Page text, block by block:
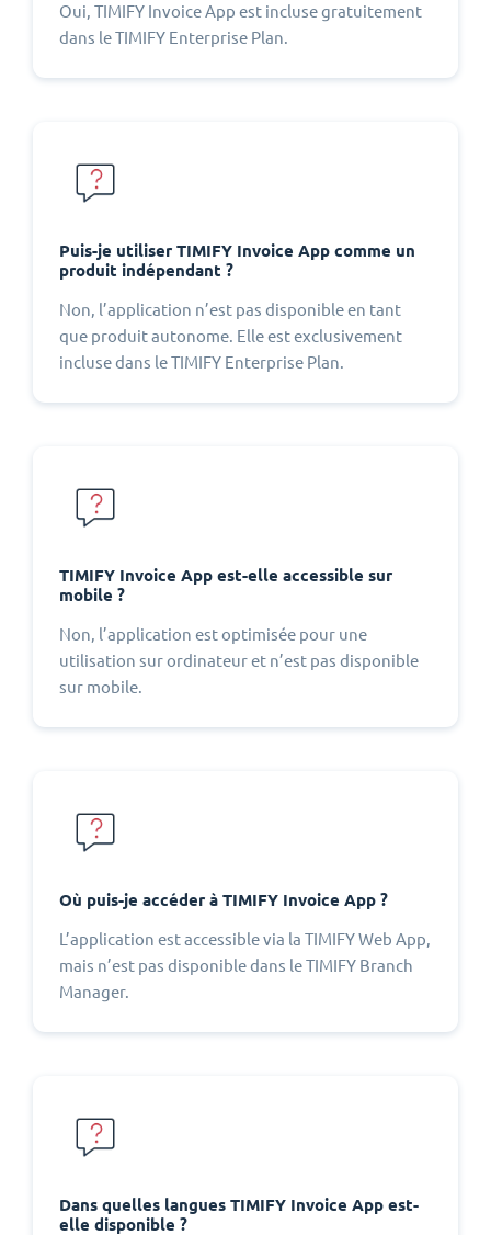
Oui, TIMIFY Invoice App est incluse gratuitement
dans le TIMIFY Enterprise Plan.
Puis-je utiliser TIMIFY Invoice App comme un
produit indépendant ?
Non, l’application n’est pas disponible en tant
que produit autonome. Elle est exclusivement
incluse dans le TIMIFY Enterprise Plan.
TIMIFY Invoice App est-elle accessible sur
mobile ?
Non, l’application est optimisée pour une
utilisation sur ordinateur et n’est pas disponible
sur mobile.
Où puis-je accéder à TIMIFY Invoice App ?
L’application est accessible via la TIMIFY Web App,
mais n’est pas disponible dans le TIMIFY Branch
Manager.
Dans quelles langues TIMIFY Invoice App est-
elle disponible ?